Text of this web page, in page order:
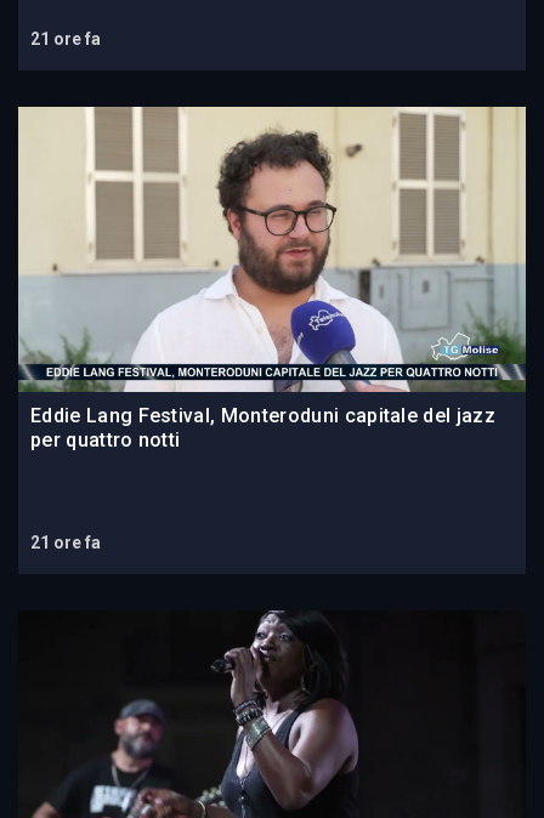
21 ore fa
Eddie Lang Festival, Monteroduni capitale del jazz
per quattro notti
21 ore fa